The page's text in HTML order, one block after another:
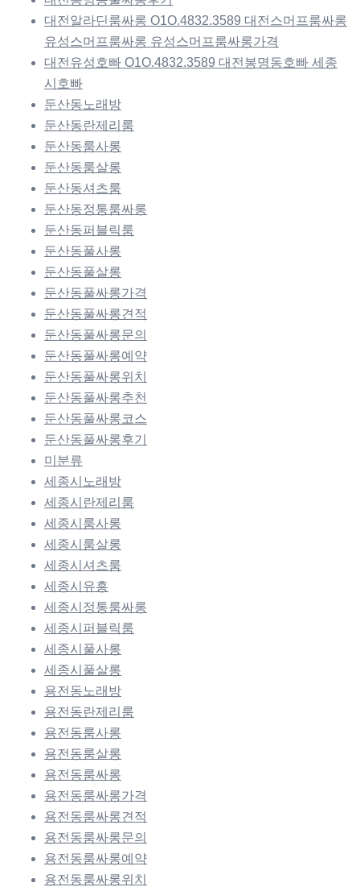
대전알라딘룸싸롱 O1O.4832.3589 대전스머프룸싸롱
유성스머프룸싸롱 유성스머프룸싸롱가격
대전유성호빠 O1O.4832.3589 대전봉명동호빠 세종
시호빠
둔산동노래방
둔산동란제리룸
둔산동룸사롱
둔산동룸살롱
둔산동셔츠룸
둔산동정통룸싸롱
둔산동퍼블릭룸
둔산동풀사롱
둔산동풀살롱
둔산동풀싸롱가격
둔산동풀싸롱견적
둔산동풀싸롱문의
둔산동풀싸롱예약
둔산동풀싸롱위치
둔산동풀싸롱추천
둔산동풀싸롱코스
둔산동풀싸롱후기
미분류
세종시노래방
세종시란제리룸
세종시룸사롱
세종시룸살롱
세종시셔츠룸
세종시유흥
세종시정통룸싸롱
세종시퍼블릭룸
세종시풀사롱
세종시풀살롱
용전동노래방
용전동란제리룸
용전동룸사롱
용전동룸살롱
용전동룸싸롱
용전동룸싸롱가격
용전동룸싸롱견적
용전동룸싸롱문의
용전동룸싸롱예약
용전동룸싸롱위치